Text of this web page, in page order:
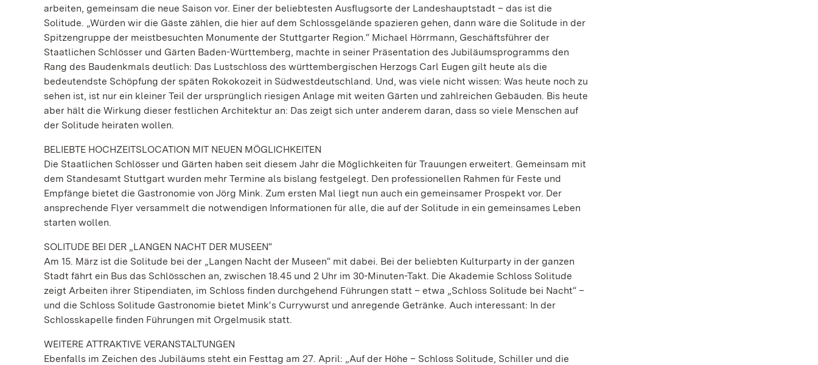
arbeiten, gemeinsam die neue Saison vor. Einer der beliebtesten Ausflugsorte der Landeshauptstadt – das ist die
Solitude. „Würden wir die Gäste zählen, die hier auf dem Schlossgelände spazieren gehen, dann wäre die Solitude in der
Spitzengruppe der meistbesuchten Monumente der Stuttgarter Region.“ Michael Hörrmann, Geschäftsführer der
Staatlichen Schlösser und Gärten Baden-Württemberg, machte in seiner Präsentation des Jubiläumsprogramms den
Rang des Baudenkmals deutlich: Das Lustschloss des württembergischen Herzogs Carl Eugen gilt heute als die
bedeutendste Schöpfung der späten Rokokozeit in Südwestdeutschland. Und, was viele nicht wissen: Was heute noch zu
sehen ist, ist nur ein kleiner Teil der ursprünglich riesigen Anlage mit weiten Gärten und zahlreichen Gebäuden. Bis heute
aber hält die Wirkung dieser festlichen Architektur an: Das zeigt sich unter anderem daran, dass so viele Menschen auf
der Solitude heiraten wollen.
BELIEBTE HOCHZEITSLOCATION MIT NEUEN MÖGLICHKEITEN
Die Staatlichen Schlösser und Gärten haben seit diesem Jahr die Möglichkeiten für Trauungen erweitert. Gemeinsam mit
dem Standesamt Stuttgart wurden mehr Termine als bislang festgelegt. Den professionellen Rahmen für Feste und
Empfänge bietet die Gastronomie von Jörg Mink. Zum ersten Mal liegt nun auch ein gemeinsamer Prospekt vor. Der
ansprechende Flyer versammelt die notwendigen Informationen für alle, die auf der Solitude in ein gemeinsames Leben
starten wollen.
SOLITUDE BEI DER „LANGEN NACHT DER MUSEEN“
Am 15. März ist die Solitude bei der „Langen Nacht der Museen“ mit dabei. Bei der beliebten Kulturparty in der ganzen
Stadt fährt ein Bus das Schlösschen an, zwischen 18.45 und 2 Uhr im 30-Minuten-Takt. Die Akademie Schloss Solitude
zeigt Arbeiten ihrer Stipendiaten, im Schloss finden durchgehend Führungen statt – etwa „Schloss Solitude bei Nacht“ –
und die Schloss Solitude Gastronomie bietet Mink‘s Currywurst und anregende Getränke. Auch interessant: In der
Schlosskapelle finden Führungen mit Orgelmusik statt.
WEITERE ATTRAKTIVE VERANSTALTUNGEN
Ebenfalls im Zeichen des Jubiläums steht ein Festtag am 27. April: „Auf der Höhe – Schloss Solitude, Schiller und die